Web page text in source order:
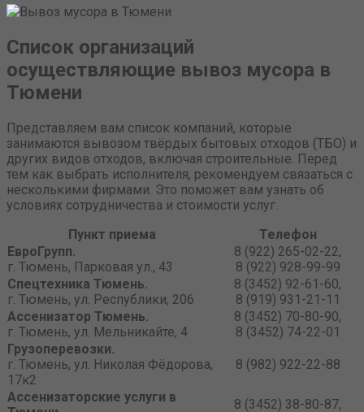
Список организаций
осуществляющие вывоз мусора в
Тюмени
Представляем вам список компаний, которые
занимаются вывозом твёрдых бытовых отходов (ТБО) и
других видов отходов, включая строительные. Перед
тем как выбрать исполнителя, рекомендуем связаться с
несколькими фирмами. Это поможет вам узнать об
условиях сотрудничества и стоимости услуг.
Пункт приема
Телефон
ЕвроГрупп.
г. Тюмень, Парковая ул., 43
8 (922) 265-02-22,
8 (922) 928-99-99
Спецтехника Тюмень.
г. Тюмень, ул. Республики, 206
8 (3452) 92-61-60,
8 (919) 931-21-11
Ассенизатор Тюмень.
г. Тюмень, ул. Мельникайте, 4
8 (3452) 70-80-90,
8 (3452) 74-22-01
Грузоперевозки.
г. Тюмень, ул. Николая Фёдорова,
17к2
8 (982) 922-22-88
Ассенизаторские услуги в
8 (3452) 38-80-87,